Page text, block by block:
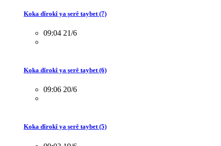
Koka dîrokî ya şerê taybet (7)
09:04 21/6
Koka dîrokî ya şerê taybet (6)
09:06 20/6
Koka dîrokî ya şerê taybet (5)